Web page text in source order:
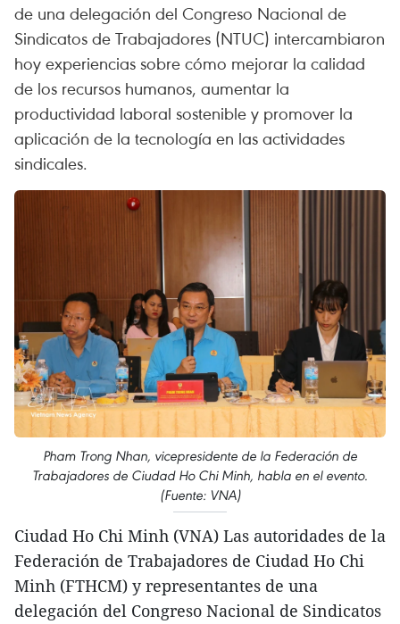
de una delegación del Congreso Nacional de
Sindicatos de Trabajadores (NTUC) intercambiaron
hoy experiencias sobre cómo mejorar la calidad
de los recursos humanos, aumentar la
productividad laboral sostenible y promover la
aplicación de la tecnología en las actividades
sindicales.
Pham Trong Nhan, vicepresidente de la Federación de
Trabajadores de Ciudad Ho Chi Minh, habla en el evento.
(Fuente: VNA)
Ciudad Ho Chi Minh (VNA) Las autoridades de la
Federación de Trabajadores de Ciudad Ho Chi
Minh (FTHCM) y representantes de una
delegación del Congreso Nacional de Sindicatos